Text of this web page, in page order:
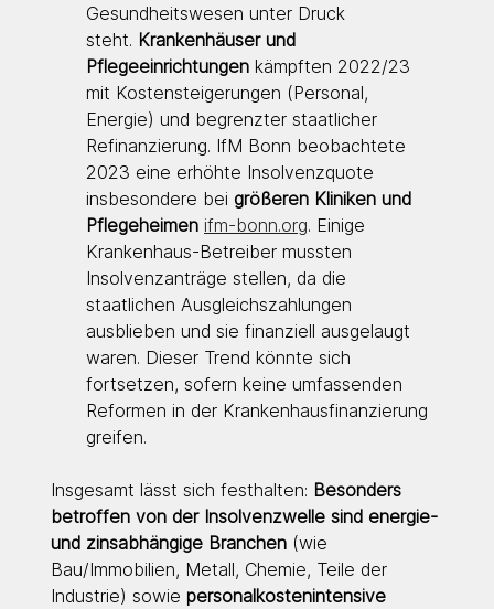
Gesundheitswesen unter Druck
steht. Krankenhäuser und
Pflegeeinrichtungen kämpften 2022/23
mit Kostensteigerungen (Personal,
Energie) und begrenzter staatlicher
Refinanzierung. IfM Bonn beobachtete
2023 eine erhöhte Insolvenzquote
insbesondere bei größeren Kliniken und
Pflegeheimen ifm-bonn.org. Einige
Krankenhaus-Betreiber mussten
Insolvenzanträge stellen, da die
staatlichen Ausgleichszahlungen
ausblieben und sie finanziell ausgelaugt
waren. Dieser Trend könnte sich
fortsetzen, sofern keine umfassenden
Reformen in der Krankenhausfinanzierung
greifen.
Insgesamt lässt sich festhalten: Besonders
betroffen von der Insolvenzwelle sind energie-
und zinsabhängige Branchen (wie
Bau/Immobilien, Metall, Chemie, Teile der
Industrie) sowie personalkostenintensive